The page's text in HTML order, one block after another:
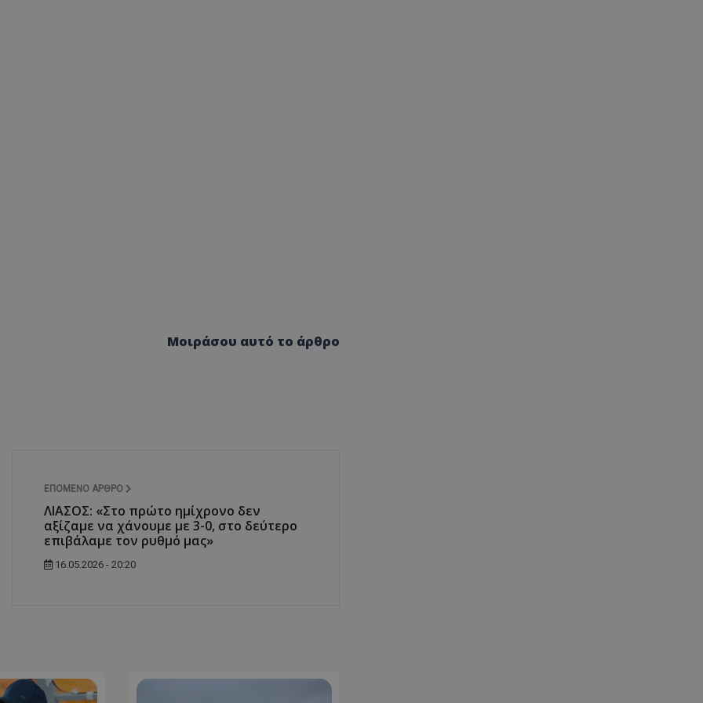
Μοιράσου αυτό το άρθρο
ΕΠΌΜΕΝΟ ΆΡΘΡΟ
ΛΙΑΣΟΣ: «Στο πρώτο ημίχρονο δεν
αξίζαμε να χάνουμε με 3-0, στο δεύτερο
επιβάλαμε τον ρυθμό μας»
16.05.2026 - 20:20